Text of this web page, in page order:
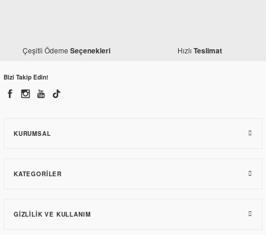
Honda
Çeşitli Ödeme Seçenekleri Hızlı Teslimat
Bizi Takip Edin!
KURUMSAL
KATEGORILER
GIZLILIK VE KULLANIM